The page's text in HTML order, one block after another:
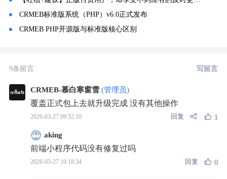
CRMEB标准版系统（PHP）v6.0正式发布
CRMEB PHP开源版与标准版核心区别
9条留言 写留言
CRMEB-慕白寒窗雪 (管理员)
覆盖正式包上去就升级完成 没有其他操作
2026-03-27 09:52:10 回复 1
aking
前端小程序代码没有修复过吗
2026-03-27 10:18:34 回复 0